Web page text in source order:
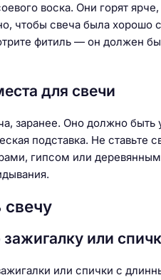
воска. Они горят
чтобы свеча была хорошо
фитиль — он должен
для свечи
заранее. Оно должно
подставка. Не
гипсом или
свечу
или
или спички с